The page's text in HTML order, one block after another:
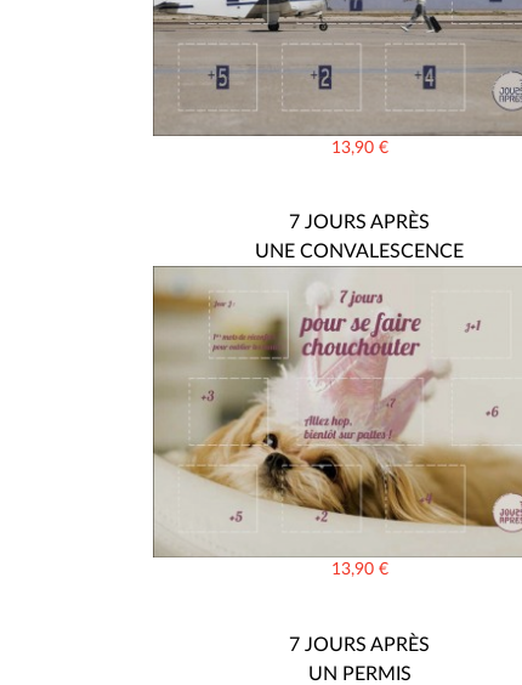
13,90 €
7 JOURS APRÈS
UNE CONVALESCENCE
13,90 €
7 JOURS APRÈS
UN PERMIS